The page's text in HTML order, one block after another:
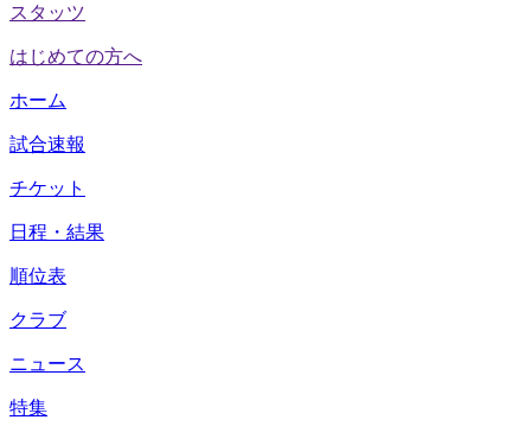
スタッツ
はじめての方へ
ホーム
試合速報
チケット
日程・結果
順位表
クラブ
ニュース
特集